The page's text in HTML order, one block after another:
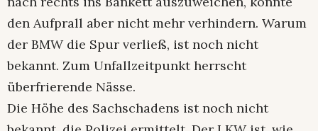
den Aufprall aber nicht mehr verhindern. Warum
der BMW die Spur verließ, ist noch nicht
bekannt. Zum Unfallzeitpunkt herrscht
überfrierende Nässe.
Die Höhe des Sachschadens ist noch nicht